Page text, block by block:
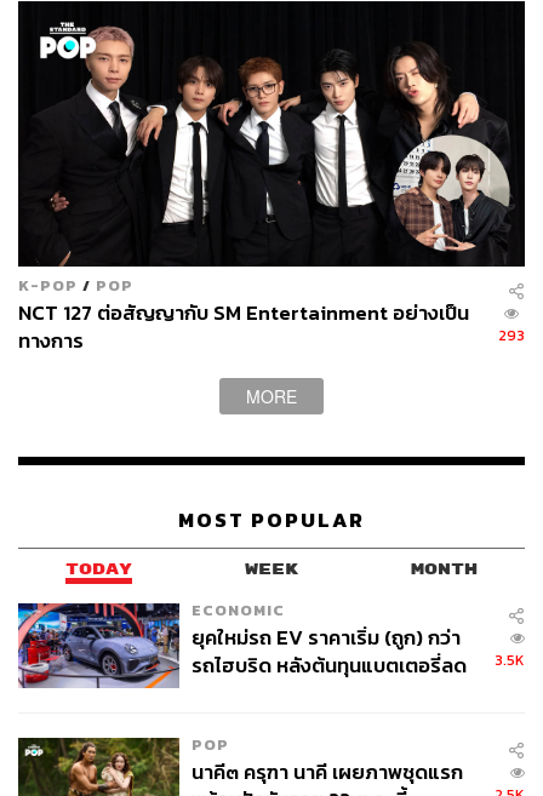
K-POP / POP
NCT 127 ต่อสัญญากับ SM Entertainment อย่างเป็น
ทางการ
293
MORE
MOST POPULAR
TODAY WEEK MONTH
ECONOMIC
ยุคใหม่รถ EV ราคาเริ่ม (ถูก) กว่า
รถไฮบริด หลังต้นทุนแบตเตอรี่ลด
3.5K
POP
นาคี๓ ครุฑา นาคี เผยภาพชุดแรก